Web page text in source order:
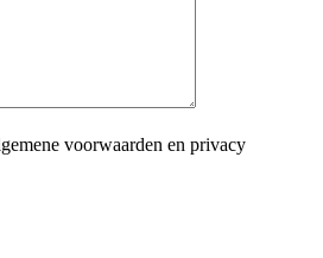
voorwaarden en privacy